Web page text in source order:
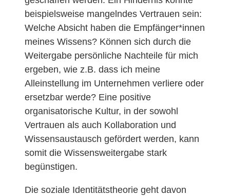
beispielsweise mangelndes Vertrauen sein:
Welche Absicht haben die Empfänger*innen
meines Wissens? Können sich durch die
Weitergabe persönliche Nachteile für mich
ergeben, wie z.B. dass ich meine
Alleinstellung im Unternehmen verliere oder
ersetzbar werde? Eine positive
organisatorische Kultur, in der sowohl
Vertrauen als auch Kollaboration und
Wissensaustausch gefördert werden, kann
somit die Wissensweitergabe stark
begünstigen.
Die soziale Identitätstheorie geht davon